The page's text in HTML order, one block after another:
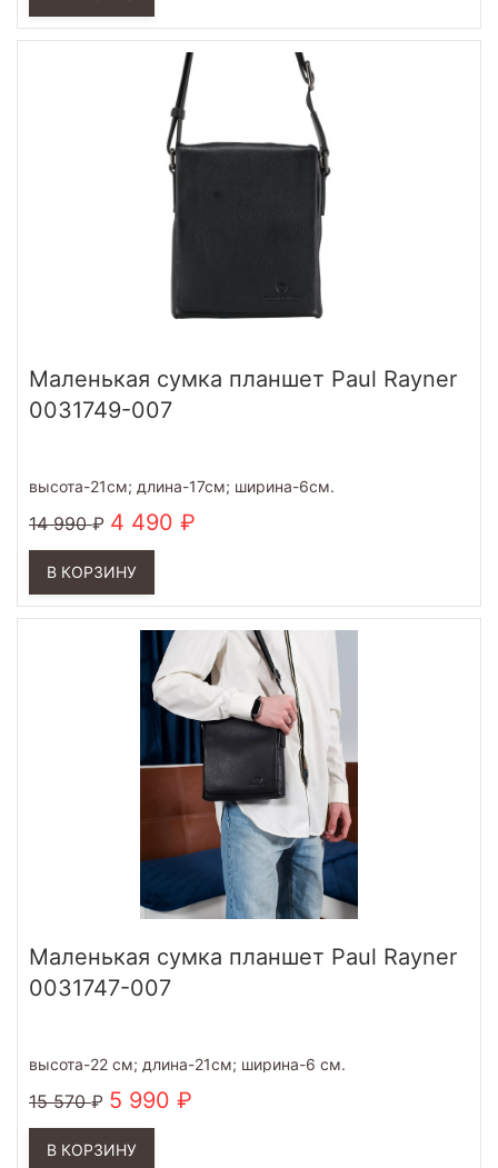
Маленькая сумка планшет Paul Rayner
0031749-007
высота-21см; длина-17см; ширина-6см.
14 990 4 490
В КОРЗИНУ
Маленькая сумка планшет Paul Rayner
0031747-007
высота-22 см; длина-21см; ширина-6 см.
15 570 5 990
В КОРЗИНУ